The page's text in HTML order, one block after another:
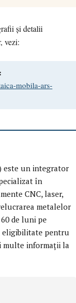
și detalii
vezi:
mobila-ars-
este un integrator
în
CNC, laser,
metalelor
de luni pe
eligibilitate pentru
multe informații la